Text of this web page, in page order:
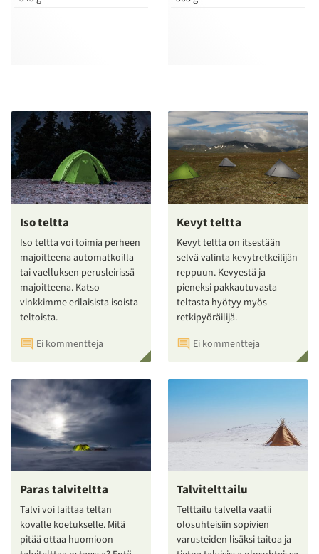
Iso teltta
Iso teltta voi toimia perheen
majoitteena automatkoilla
tai vaelluksen perusleirissä
majoitteena. Katso
vinkkimme erilaisista isoista
teltoista.
Ei kommentteja
Kevyt teltta
Kevyt teltta on itsestään
selvä valinta kevytretkeilijän
reppuun. Kevyestä ja
pieneksi pakkautuvasta
teltasta hyötyy myös
retkipyöräilijä.
Ei kommentteja
Paras talviteltta
Talvi voi laittaa teltan
kovalle koetukselle. Mitä
pitää ottaa huomioon
Talvitelttailu
Telttailu talvella vaatii
olosuhteisiin sopivien
varusteiden lisäksi taitoa ja